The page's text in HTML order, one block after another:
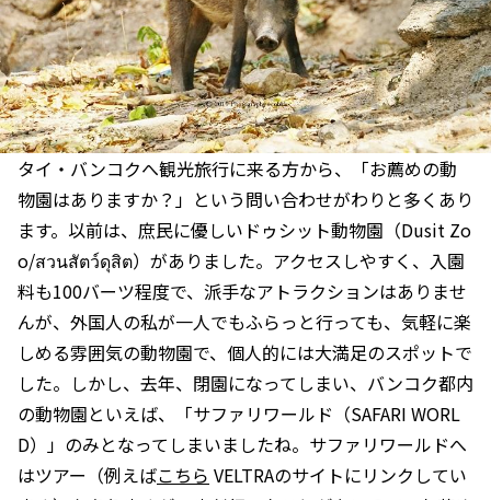
タイ・バンコクへ観光旅行に来る方から、「お薦めの動
物園はありますか？」という問い合わせがわりと多くあり
ます。以前は、庶民に優しいドゥシット動物園（Dusit Zo
o/สวนสัตว์ดุสิต）がありました。アクセスしやすく、入園
料も100バーツ程度で、派手なアトラクションはありませ
んが、外国人の私が一人でもふらっと行っても、気軽に楽
しめる雰囲気の動物園で、個人的には大満足のスポットで
した。しかし、去年、閉園になってしまい、バンコク都内
の動物園といえば、「サファリワールド（SAFARI WORL
D）」のみとなってしまいましたね。サファリワールドへ
はツアー（例えばこちら VELTRAのサイトにリンクしてい